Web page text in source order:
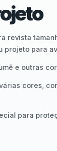
revista
projeto para
e outras
cores,
para